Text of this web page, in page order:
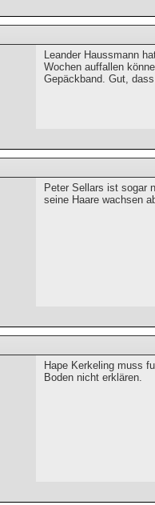
Leander Haussmann
Wochen auffallen
Gepäckband. Gut,
Peter Sellars ist sogar
seine Haare wachsen
Hape Kerkeling muss
Boden nicht erklären.